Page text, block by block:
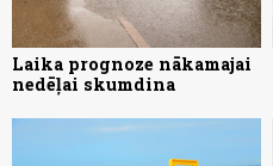
Laika prognoze nākamajai
nedēļai skumdina